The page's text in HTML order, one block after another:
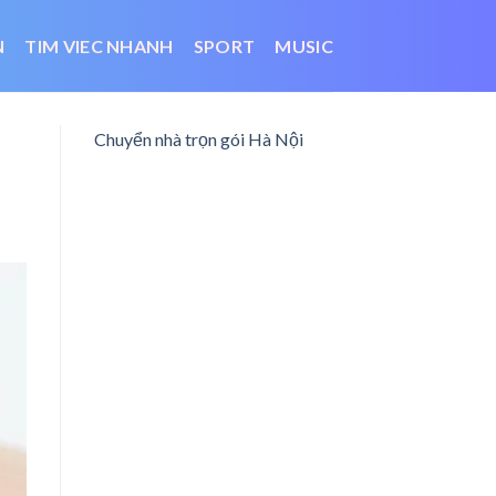
TIM VIEC NHANH SPORT MUSIC
Chuyển nhà trọn gói Hà Nội